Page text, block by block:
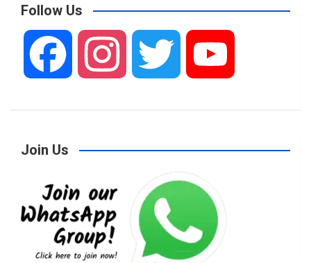
Follow Us
e
b
s i u
Join Us